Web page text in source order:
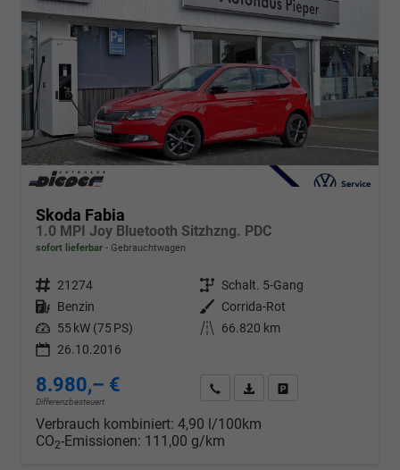
Skoda Fabia
1.0 MPI Joy Bluetooth Sitzhzng. PDC
sofort lieferbar Gebrauchtwagen
Fahrzeugnr. 21274 Getriebe Schalt. 5-Gang
Kraftstoff Benzin Außenfarbe
Corrida-Rot
Leistung 55 kW (75 PS) Kilometerstand
66.820 km
26.10.2016
8.980,– €
Differenzbesteuert
Wir rufen Sie anPDF-Datei, Fahrzeugexposé
Verbrauch kombiniert: 4,90 l/100km
CO2-Emissionen: 111,00 g/km